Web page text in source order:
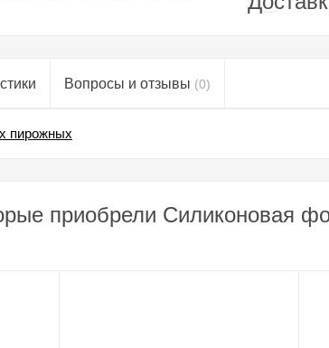
Вопросы и отзывы (0)
пирожных
приобрели Силиконовая